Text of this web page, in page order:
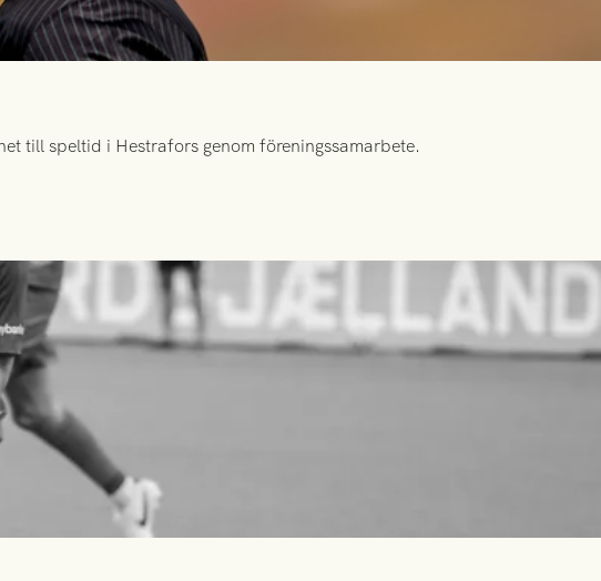
till speltid i Hestrafors genom föreningssamarbete.